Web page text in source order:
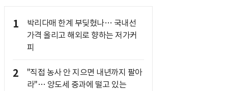
1
박리다매 한계 부딪혔나… 국내선
가격 올리고 해외로 향하는 저가커
피
2
"직접 농사 안 지으면 내년까지 팔아
라"… 양도세 중과에 떨고 있는